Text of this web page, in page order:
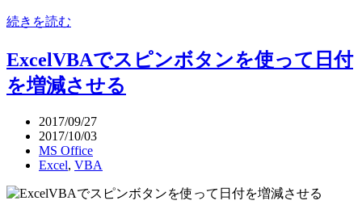
続きを読む
ExcelVBAでスピンボタンを使って日付
を増減させる
2017/09/27
2017/10/03
MS Office
Excel, VBA